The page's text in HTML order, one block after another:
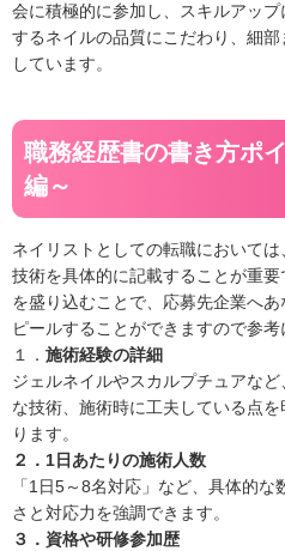
会に積極的に参加し、スキルアッ
するネイルの品質にこだわり、細
しています。
職務経歴書の書き方ポ
編～
ネイリストとしての転職において
技術を具体的に記載することが重
を盛り込むことで、応募先企業へ
ピールすることができますので参考
１． 施術経験の詳細
ジェルネイルやスカルプチュアな
な技術、施術時に工夫している点
ります。
２．1日あたりの施術人数
「1日5～8名対応」など、具体的
さと対応力を強調できます。
３．資格や研修参加歴